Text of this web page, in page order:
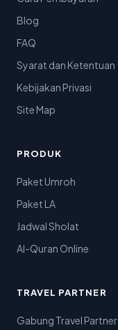
Blog
FAQ
Syarat dan Ketentuan
Kebijakan Privasi
Site Map
PRODUK
Paket Umroh
Paket LA
Jadwal Sholat
Al-Quran Online
TRAVEL PARTNER
Gabung Travel Partner